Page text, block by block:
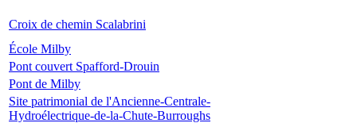
Croix de chemin Scalabrini
École Milby
Pont couvert Spafford-Drouin
Pont de Milby
Site patrimonial de l'Ancienne-Centrale-
Hydroélectrique-de-la-Chute-Burroughs